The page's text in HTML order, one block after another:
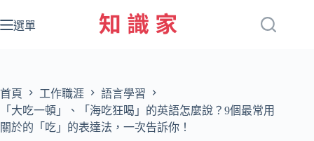
至
容
選單
首頁 工作職涯
語言學習
「大吃一頓」、「海吃狂喝」的英語怎麼說？9個最常用
關於的「吃」的表達法，一次告訴你！